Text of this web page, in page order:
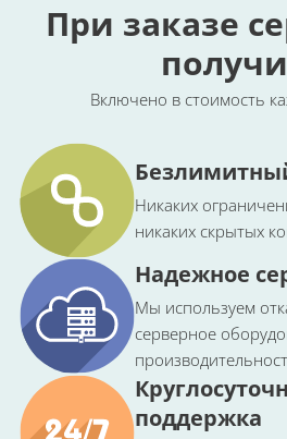
При заказе
Включено в стоимость
Никаких
никаких скрытых
Надежное
Мы используем
серверное
поддержка